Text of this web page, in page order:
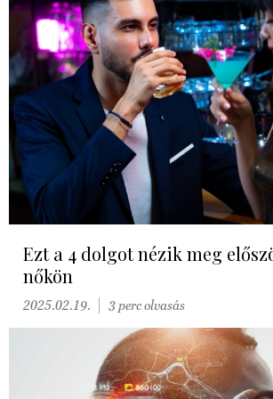
Ezt a 4 dolgot nézik meg
nőkön
2025.02.19. 3 perc olvasás